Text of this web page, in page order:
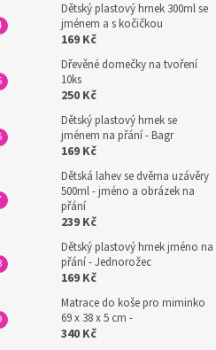
Dětský plastový hrnek 300ml se
jménem a s kočičkou
169 Kč
Dřevěné domečky na tvoření
10ks
250 Kč
Dětský plastový hrnek se
jménem na přání - Bagr
169 Kč
Dětská lahev se dvěma uzávěry
500ml - jméno a obrázek na
přání
239 Kč
Dětský plastový hrnek jméno na
přání - Jednorožec
169 Kč
Matrace do koše pro miminko
69 x 38 x 5 cm -
340 Kč